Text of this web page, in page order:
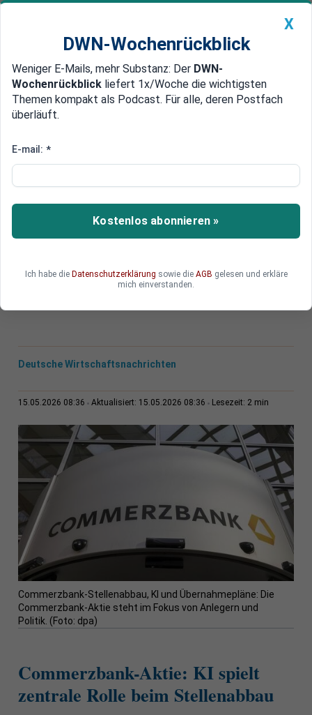
Newsticker MEIN DWN: Geldanlage Premium
Edelmetalle DWN-Magazin China
Commerzbank-Aktie: Großteil
Bei der Commerzbank sorgen KI, Stellenabbau
und der Übernahmekampf mit der Unicredit für
neue Spannungen. Während die Bank ihre
Commerzbank-Aktie. Doch wie lange kann sich
das Institut gegen die italienische Großbank
Deutsche Wirtschaftsnachrichten
15.05.2026 08:36 Aktualisiert: 15.05.2026 08:36 Lesezeit: 2 min
Commerzbank-Stellenabbau, KI und Übernahmepläne: Die
Commerzbank-Aktie steht im Fokus von Anlegern und
Politik. (Foto: dpa)
Commerzbank-Aktie: KI spielt
zentrale Rolle beim Stellenabbau
X
DWN-Wochenrückblick
Weniger E-Mails, mehr Substanz: Der DWN-
Wochenrückblick liefert 1x/Woche die wichtigsten
Themen kompakt als Podcast. Für alle, deren Postfach
überläuft.
E-mail: *
Kostenlos abonnieren »
Ich habe die Datenschutzerklärung sowie die AGB gelesen und erkläre
mich einverstanden.